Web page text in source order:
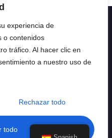
experiencia de
o contenidos
tráfico. Al hacer clic en
a nuestro uso de
Rechazar todo
todo